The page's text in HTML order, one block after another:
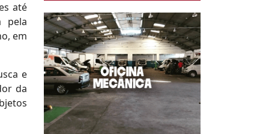
até
pela
em
e
da